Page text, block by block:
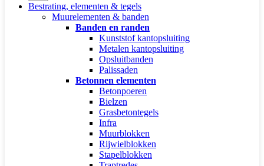
Bestrating, elementen & tegels
Muurelementen & banden
Banden en randen
Kunststof kantopsluiting
Metalen kantopsluiting
Opsluitbanden
Palissaden
Betonnen elementen
Betonpoeren
Bielzen
Grasbetontegels
Infra
Muurblokken
Rijwielblokken
Stapelblokken